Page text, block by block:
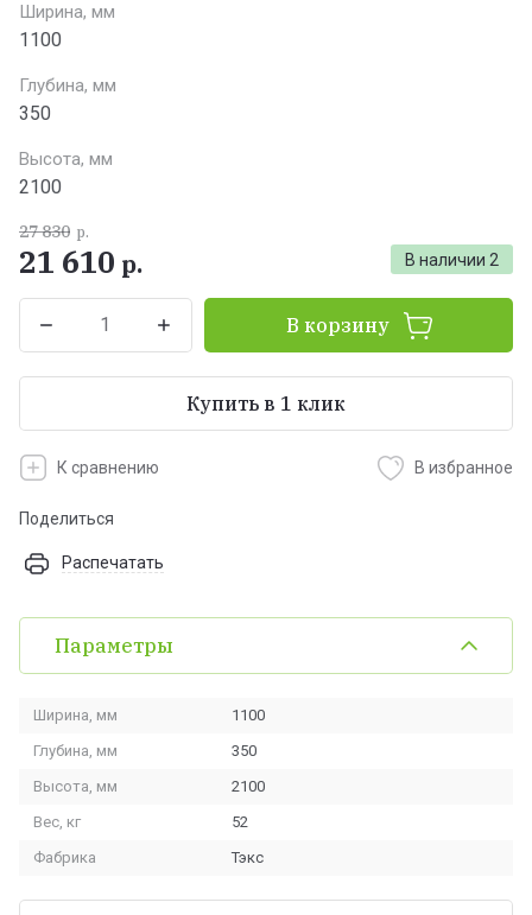
Ширина, мм
1100
Глубина, мм
350
Высота, мм
2100
В наличии 2
27 830 р.
21 610 р.
В корзину
Купить в 1 клик
К сравнению В избранное
Поделиться
Распечатать
Параметры
Ширина, мм
1100
Глубина, мм
350
Высота, мм
2100
Вес, кг
52
Фабрика
Тэкс